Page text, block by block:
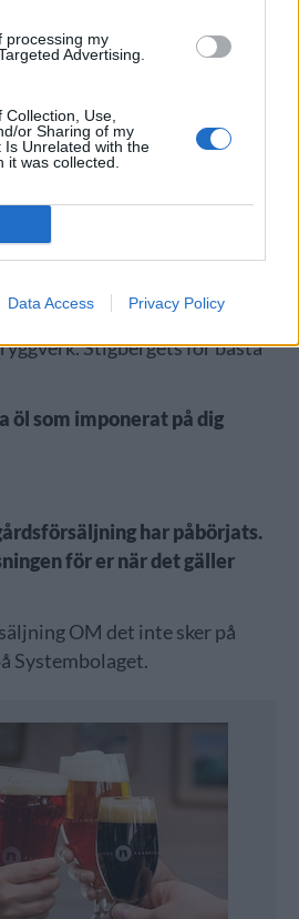
processing my
Advertising.
Use,
or Sharing of my
Is Unrelated with the
it was collected.
Data Access Privacy Policy
på Untappd. Fermenterarna
Brekeriet för stabilitet på
kvalitet. Morgondagens för
media/synlighet. Omnipollo
Stigbergets för bästa
öl som imponerat på dig
har påbörjats.
för er när det gäller
OM det inte sker på
Systembolaget.